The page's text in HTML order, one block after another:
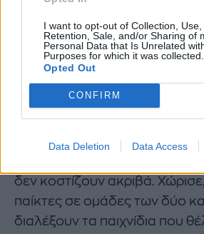
I want to opt-out of Collection, Use,
Retention, Sale, and/or Sharing of
Personal Data that Is Unrelated
Purposes for which it was collected.
Opted Out
CONFIRM
Data Deletion Data Access
Ένα επίσης εύκολο παιχνίδι
βόλους. Πωλούνται σε
δεν κοστίζουν ακριβά.
παίκτες σε ομάδες των δύο
διαλέξουν τα παιχνίδια που